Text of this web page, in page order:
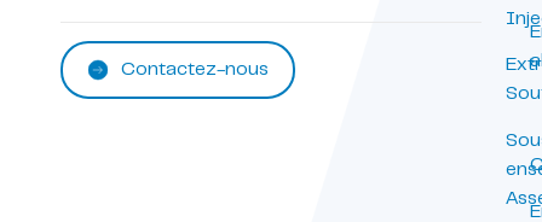
Contactez-nous